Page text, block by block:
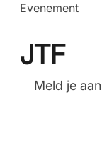
Evenement
JTF
Meld je aan